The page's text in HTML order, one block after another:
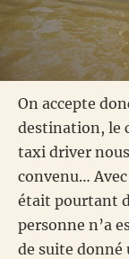
On accepte
destination, le
taxi driver
convenu…
était pourtant
personne n’a
de suite donné